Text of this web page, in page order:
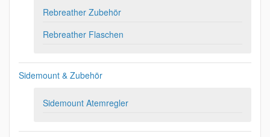
Rebreather Zubehör
Rebreather Flaschen
Sidemount & Zubehör
Sidemount Atemregler